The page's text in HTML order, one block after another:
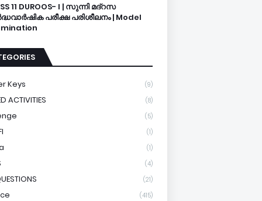
11 DUROOS- I | സുന്നി മദ്റസ
പരീക്ഷ പരിശീലനം | Model
Keys (9)
ACTIVITIES (8)
(5)
(1)
(1)
(4)
(21)
(415)